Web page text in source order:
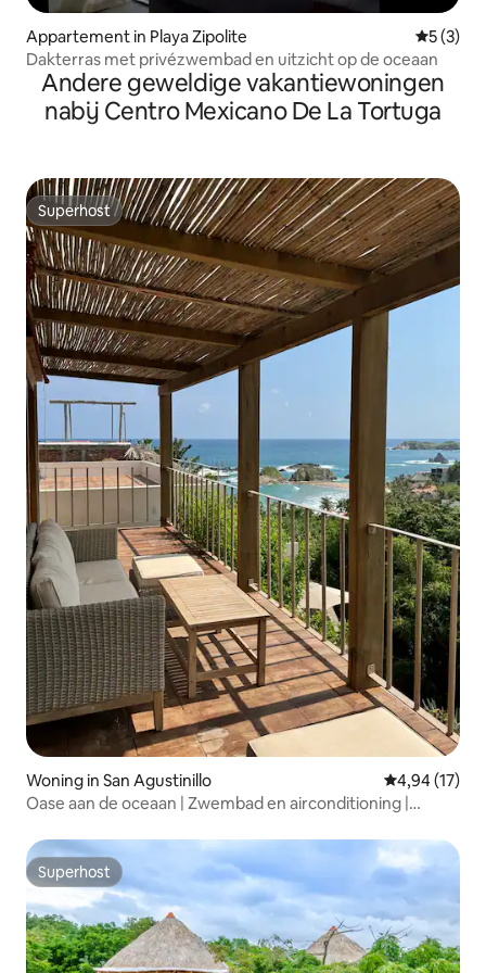
Appartement in Playa Zipolite
5 (3)
Dakterras met privézwembad en uitzicht op de oceaan
Andere geweldige vakantiewoningen
nabij Centro Mexicano De La Tortuga
Superhost
Superhost
Woning in San Agustinillo Gemiddelde
4,94 (17)
Oase aan de oceaan | Zwembad en airconditioning |
Superhost
Superhost